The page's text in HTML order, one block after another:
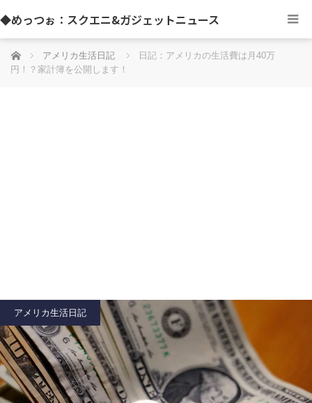
◆めっつぉ：スクエニ&ガジェットニュース
ホーム アメリカ生活日記
日記：アメリカの生活費は月40万
円！？家計簿を公開します！
アメリカ生活日記